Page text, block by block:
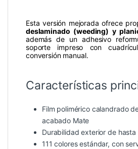
Esta versión mejorada ofrece
deslaminado (weeding) y
además de un adhesivo
soporte impreso con
conversión manual.
Características
Film polimérico calandrado
acabado Mate
Durabilidad exterior de hasta
111 colores estándar, con